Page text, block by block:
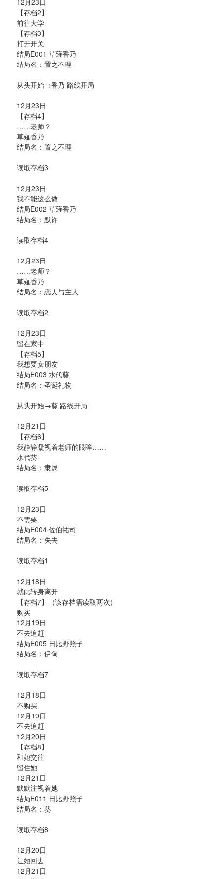
【存档2】
前往大学
【存档3】
打开开关
结局E001 草薙香乃
结局名：置之不理
从头开始→香乃 路线开局
12月23日
【存档4】
……老师？
草薙香乃
结局名：置之不理
读取存档3
12月23日
我不能这么做
结局E002 草薙香乃
结局名：默许
读取存档4
12月23日
……老师？
草薙香乃
结局名：恋人与主人
读取存档2
12月23日
留在家中
【存档5】
我想要女朋友
结局E003 水代葵
结局名：圣诞礼物
从头开始→葵 路线开局
12月21日
【存档6】
我静静凝视着老师的眼眸……
水代葵
结局名：隶属
读取存档5
12月23日
不需要
结局E004 佐伯祐司
结局名：失去
读取存档1
12月18日
就此转身离开
【存档7】（该存档需读取两次）
购买
12月19日
不去追赶
结局E005 日比野照子
结局名：伊甸
读取存档7
12月18日
不购买
12月19日
不去追赶
12月20日
【存档8】
和她交往
留住她
12月21日
默默注视着她
结局E011 日比野照子
结局名：葵
读取存档8
12月20日
让她回去
12月21日